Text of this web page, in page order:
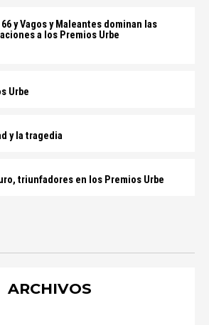
66 y Vagos y Maleantes dominan las
a los Premios Urbe
Urbe
y la tragedia
triunfadores en los Premios Urbe
ARCHIVOS